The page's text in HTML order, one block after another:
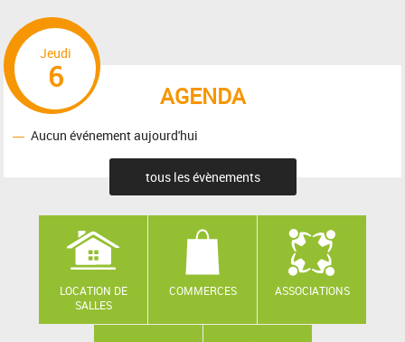
AGENDA
Jeudi
6
Aucun événement aujourd'hui
tous les évènements
LOCATION DE
SALLES
COMMERCES ASSOCIATIONS